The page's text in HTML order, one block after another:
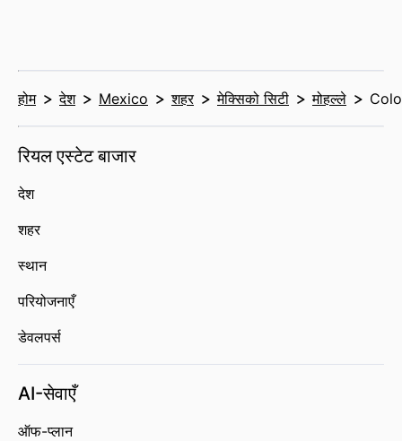
होम देश Mexico शहर मेक्सिको सिटी मोहल्ले
रियल एस्टेट बाजार
देश
शहर
स्थान
परियोजनाएँ
डेवलपर्स
AI-सेवाएँ
ऑफ-प्लान